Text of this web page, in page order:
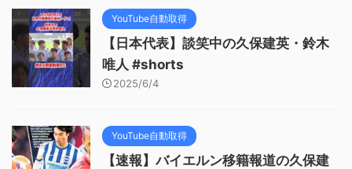
YouTube自動取得
【日本代表】談笑中の久保建英・鈴木
唯人 #shorts
2025/6/4
YouTube自動取得
【速報】バイエルン移籍報道の久保建